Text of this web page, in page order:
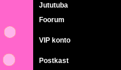
Jututuba
Foorum
VIP konto
Postkast